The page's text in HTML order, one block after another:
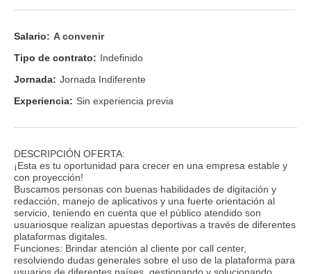
Salario: A convenir
Tipo de contrato: Indefinido
Jornada: Jornada Indiferente
Experiencia: Sin experiencia previa
DESCRIPCIÓN OFERTA:
¡Esta es tu oportunidad para crecer en una empresa estable y
con proyección!
Buscamos personas con buenas habilidades de digitación y
redacción, manejo de aplicativos y una fuerte orientación al
servicio, teniendo en cuenta que el público atendido son
usuariosque realizan apuestas deportivas a través de diferentes
plataformas digitales.
Funciones: Brindar atención al cliente por call center,
resolviendo dudas generales sobre el uso de la plataforma para
usuarios de diferentes países, gestionando y solucionando